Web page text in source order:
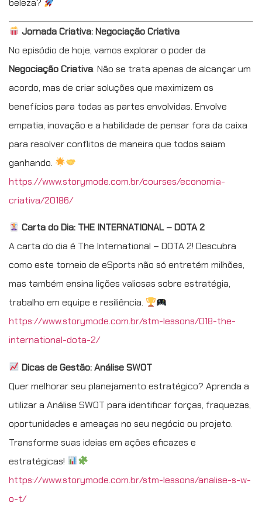
beleza?
Jornada Criativa: Negociação Criativa
No episódio de hoje, vamos explorar o poder da
Negociação Criativa. Não se trata apenas de alcançar um
acordo, mas de criar soluções que maximizem os
benefícios para todas as partes envolvidas. Envolve
empatia, inovação e a habilidade de pensar fora da caixa
para resolver conflitos de maneira que todos saiam
ganhando.
https://www.storymode.com.br/courses/economia-
criativa/20186/
Carta do Dia: THE INTERNATIONAL – DOTA 2
A carta do dia é The International – DOTA 2! Descubra
como este torneio de eSports não só entretém milhões,
mas também ensina lições valiosas sobre estratégia,
trabalho em equipe e resiliência.
https://www.storymode.com.br/stm-lessons/018-the-
international-dota-2/
Dicas de Gestão: Análise SWOT
Quer melhorar seu planejamento estratégico? Aprenda a
utilizar a Análise SWOT para identificar forças, fraquezas,
oportunidades e ameaças no seu negócio ou projeto.
Transforme suas ideias em ações eficazes e
estratégicas!
https://www.storymode.com.br/stm-lessons/analise-s-w-
o-t/